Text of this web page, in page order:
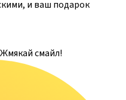
и ваш подарок
смайл!